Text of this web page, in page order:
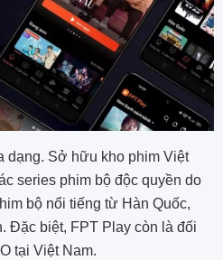
dạng. Sở hữu kho phim Việt
series phim bộ độc quyền do
bộ nổi tiếng từ Hàn Quốc,
Đặc biệt, FPT Play còn là đối
tại Việt Nam.